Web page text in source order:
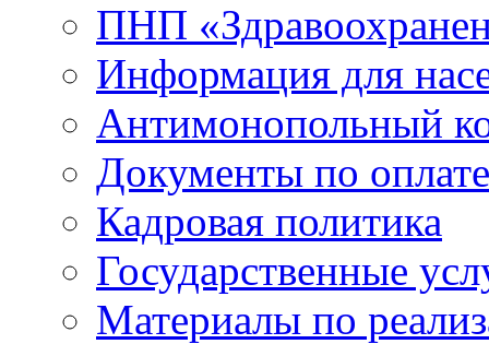
ПНП
Информация для
Антимонопольный
Документы по
Кадровая политика
Государственные
Материалы по